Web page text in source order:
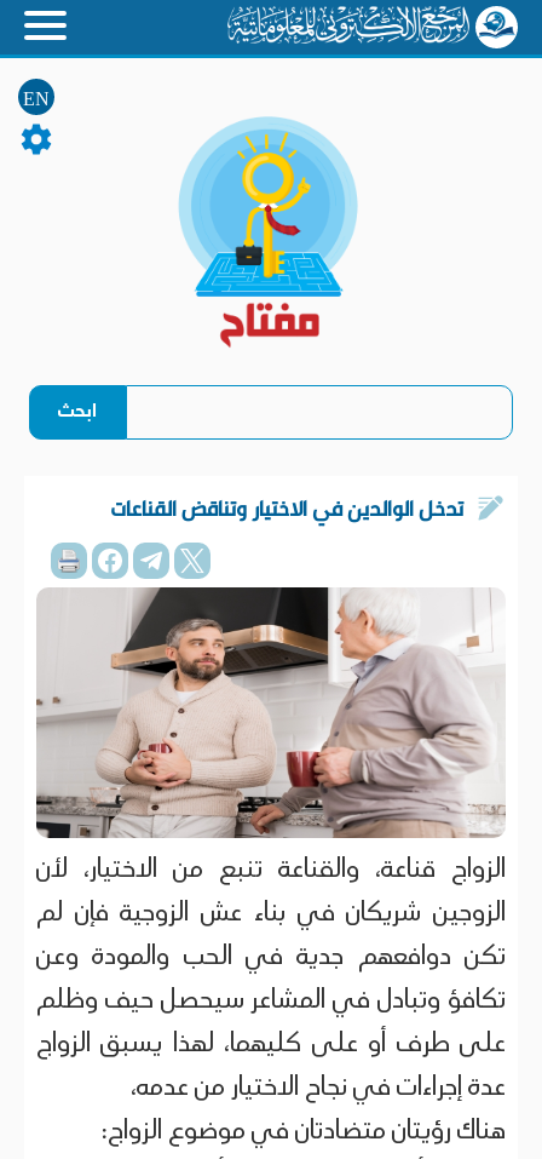
EN
تدخل الوالدين في الاختيار وتناقض القناعات
الزواج قناعة، والقناعة تنبع من الاختيار، لأن
الزوجين شريكان في بناء عش الزوجية فإن لم
تكن دوافعهم جدية في الحب والمودة وعن
تكافؤ وتبادل في المشاعر سيحصل حيف وظلم
على طرف أو على كليهما، لهذا يسبق الزواج
عدة إجراءات في نجاح الاختيار من عدمه،
هناك رؤيتان متضادتان في موضوع الزواج: